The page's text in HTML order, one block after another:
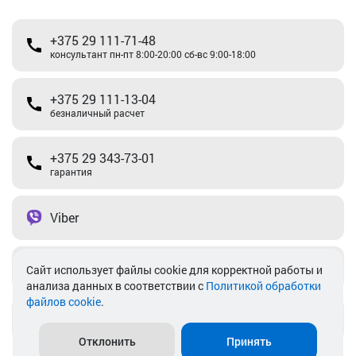
+375 29 111-71-48
консультант пн-пт 8:00-20:00 сб-вс 9:00-18:00
+375 29 111-13-04
безналичный расчет
+375 29 343-73-01
гарантия
Viber
Telegram
Cайт использует файлы cookie для корректной работы и
анализа данных в соответствии с Политикой обработки
файлов cookie.
Отклонить Принять